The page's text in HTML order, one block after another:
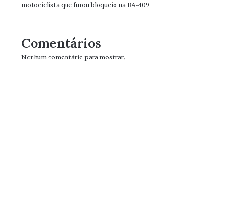
motociclista que furou bloqueio na BA-409
Comentários
Nenhum comentário para mostrar.